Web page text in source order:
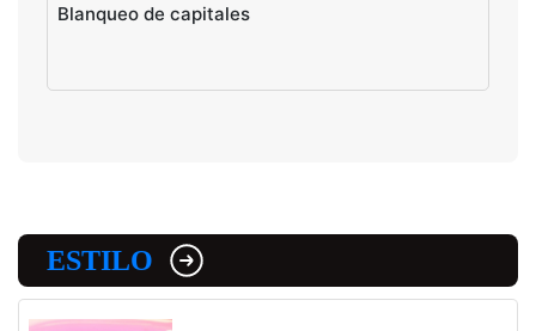
Blanqueo de capitales
ESTILO